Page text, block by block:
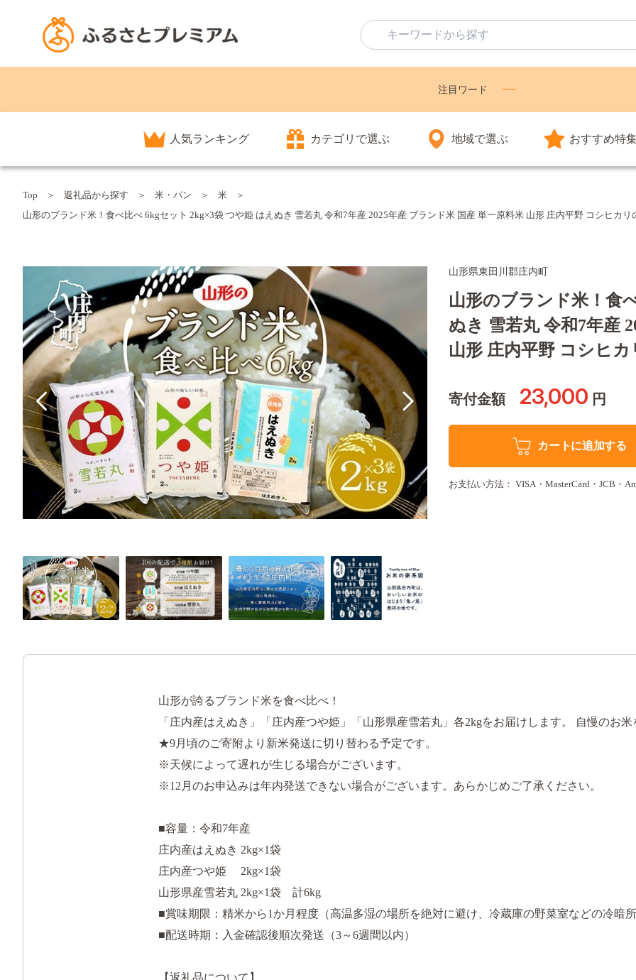
注目ワード
人気ランキング カテゴリで選ぶ 地域で選ぶ おすすめ特
Top 返礼品から探す 米・パン
米
山形のブランド米！食べ比べ 6kgセット 2kg×3袋 つや姫 はえぬき 雪若丸 令和7年産 2025年産 ブランド米 国産 単一原料米 山形 庄内平野 コシヒカ
山形県東田川郡庄内町
山形のブランド米！食
ぬき 雪若丸 令和7年産
山形 庄内平野 コシヒ
寄付金額 23,000 円
カートに追加する
お支払い方法： VISA・MasterCard・JCB・
山形が誇るブランド米を食べ比べ！
「庄内産はえぬき」「庄内産つや姫」「山形県産雪若丸」各2kgをお届けします。 自慢のお米
★9月頃のご寄附より新米発送に切り替わる予定です。
※天候によって遅れが生じる場合がございます。
※12月のお申込みは年内発送できない場合がございます。あらかじめご了承ください。
■容量：令和7年産
庄内産はえぬき 2kg×1袋
庄内産つや姫 2kg×1袋
山形県産雪若丸 2kg×1袋 計6kg
■賞味期限：精米から1か月程度（高温多湿の場所を絶対に避け、冷蔵庫の野菜室などの冷暗
■配送時期：入金確認後順次発送（3～6週間以内）
【返礼品について】